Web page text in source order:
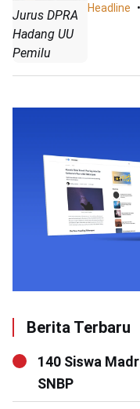
Jurus DPRA
Hadang UU
Pemilu
Headline
Berita Terbaru
140 Siswa
SNBP